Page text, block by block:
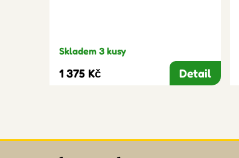
Skladem 3 kusy
1 375 Kč Detail